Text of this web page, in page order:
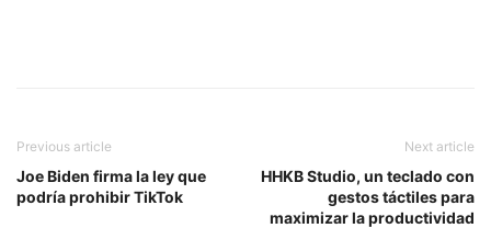
Previous article
Joe Biden firma la ley que
podría prohibir TikTok
Next article
HHKB Studio, un teclado con
gestos táctiles para
maximizar la productividad